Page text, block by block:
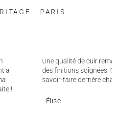
- PARIS
a
!
Une qualité de cuir
des finitions soignées.
savoir-faire derrière
- Élise